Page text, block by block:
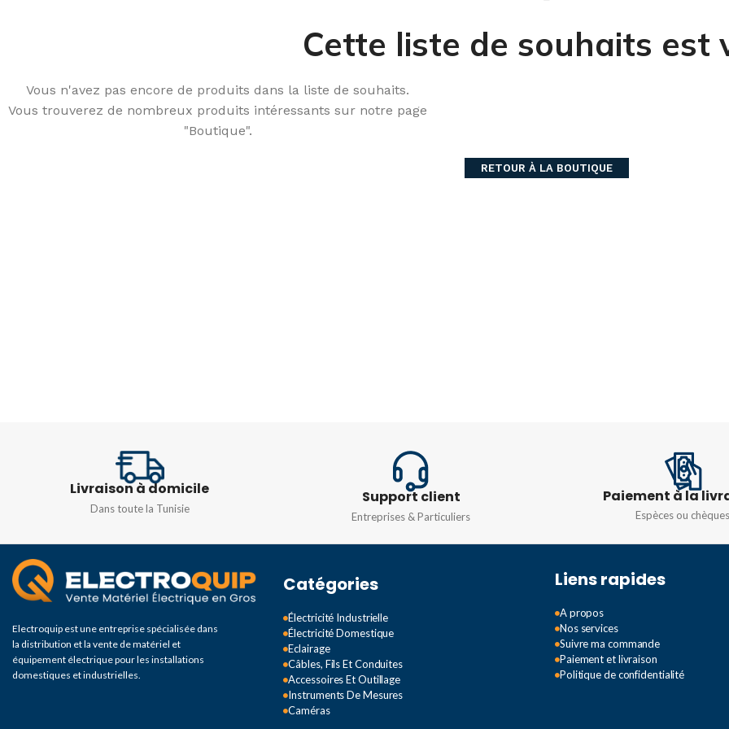
Cette liste de souhaits est
Vous n'avez pas encore de produits dans la liste de souhaits.
Vous trouverez de nombreux produits intéressants sur notre page
"Boutique".
RETOUR À LA BOUTIQUE
Livraison à domicile
Dans toute la Tunisie
Support client
Entreprises & Particuliers
Paiement à la
Espèces ou chèques
Electroquip est une entreprise spécialisée dans
la distribution et la vente de matériel et
équipement électrique pour les installations
domestiques et industrielles.
Catégories
Électricité Industrielle
Électricité Domestique
Eclairage
Câbles, Fils Et Conduites
Accessoires Et Outillage
Instruments De Mesures
Caméras
Liens rapides
A propos
Nos services
Suivre ma commande
Paiement et livraison
Politique de confidentialité